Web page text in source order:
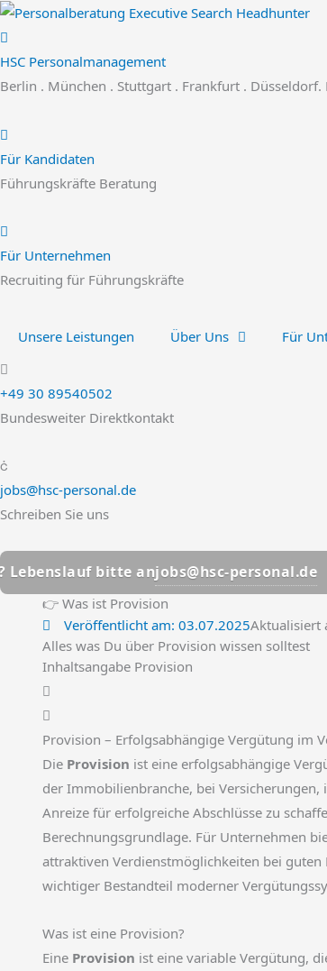
Zum
Inhalt
springen
HSC Personalmanagement
Berlin . München . Stuttgart . Frankfurt . Düsseldorf.
Für Kandidaten
Führungskräfte Beratung
Für Unternehmen
Recruiting für Führungskräfte
Unsere Leistungen Über Uns Für
+49 30 89540502
Bundesweiter Direktkontakt
jobs@hsc-personal.de
Schreiben Sie uns
bitte anjobs@hsc-personal.de 📩
👉 Was ist Provision
Veröffentlicht am: 03.07.2025Aktualisiert
Alles was Du über Provision wissen solltest
Inhaltsangabe Provision
Provision – Erfolgsabhängige Vergütung im
Die Provision ist eine erfolgsabhängige
der Immobilienbranche, bei Versicherungen,
Anreize für erfolgreiche Abschlüsse zu
Berechnungsgrundlage. Für Unternehmen
attraktiven Verdienstmöglichkeiten bei guten
wichtiger Bestandteil moderner
Was ist eine Provision?
Eine Provision ist eine variable Vergütung,